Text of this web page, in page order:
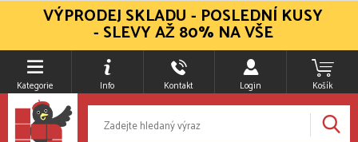
Kategorie Info Kontakt Login Košík
VÝPRODEJ SKLADU - POSLEDNÍ KUSY
- SLEVY AŽ 80% NA VŠE